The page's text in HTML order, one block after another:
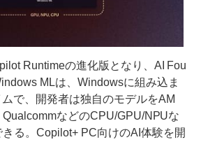
Runtimeの進化版となり、AI Fou
MLは、Windowsに組み込ま
で、開発者は独自のモデルをAM
などのCPU/GPU/NPUな
る。Copilot+ PC向けのAI体験を開